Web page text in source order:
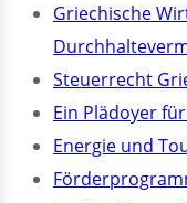
Griechische
Steuerrecht
Ein Plädoyer
Energie und